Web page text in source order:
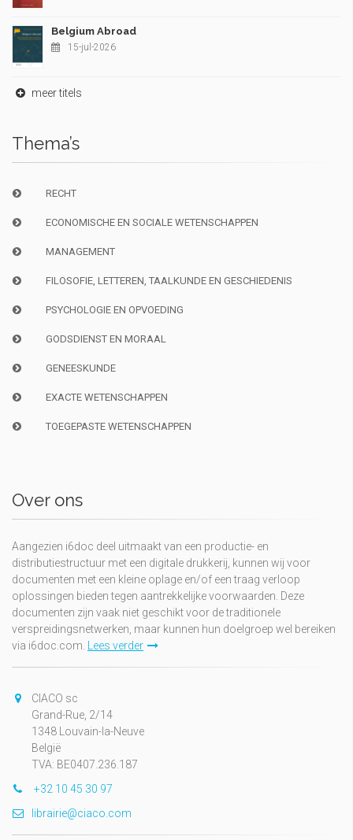
Belgium Abroad
15-jul-2026
meer titels
Thema’s
RECHT
ECONOMISCHE EN SOCIALE WETENSCHAPPEN
MANAGEMENT
FILOSOFIE, LETTEREN, TAALKUNDE EN GESCHIEDENIS
PSYCHOLOGIE EN OPVOEDING
GODSDIENST EN MORAAL
GENEESKUNDE
EXACTE WETENSCHAPPEN
TOEGEPASTE WETENSCHAPPEN
Over ons
Aangezien i6doc deel uitmaakt van een productie- en
distributiestructuur met een digitale drukkerij, kunnen wij voor
documenten met een kleine oplage en/of een traag verloop
oplossingen bieden tegen aantrekkelijke voorwaarden. Deze
documenten zijn vaak niet geschikt voor de traditionele
verspreidingsnetwerken, maar kunnen hun doelgroep wel bereiken
via i6doc.com.
Lees verder
CIACO sc
Grand-Rue, 2/14
1348 Louvain-la-Neuve
België
TVA: BE0407.236.187
+32 10 45 30 97
librairie@ciaco.com